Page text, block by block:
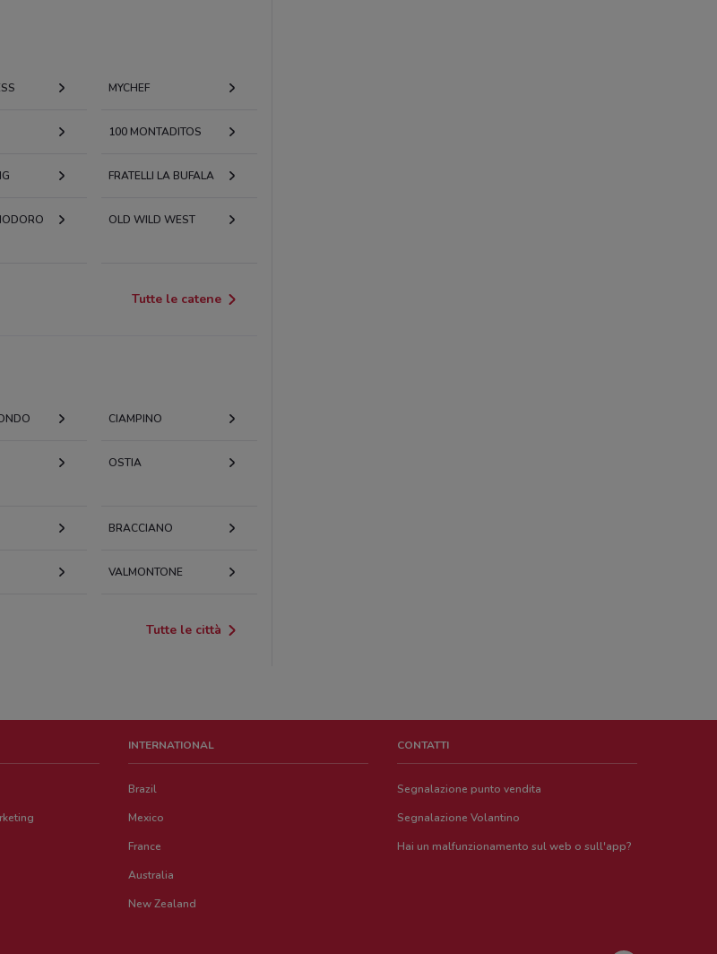
MYCHEF
100 MONTADITOS
FRATELLI LA BUFALA
OLD WILD WEST
Tutte le catene
CIAMPINO
OSTIA
BRACCIANO
VALMONTONE
Tutte le città
INTERNATIONAL
Brazil
Mexico
France
Australia
New Zealand
CONTATTI
Segnalazione punto vendita
Segnalazione Volantino
Hai un malfunzionamento sul web o sull'app?